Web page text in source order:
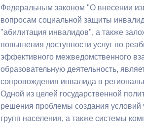
Федеральным законом "О внесении
вопросам социальной защиты
"абилитация инвалидов", а также
повышения доступности услуг по
эффективного межведомственного
образовательную деятельность,
сопровождения инвалида в
Одной из целей государственной
решения проблемы создания условий
групп населения, а также системы